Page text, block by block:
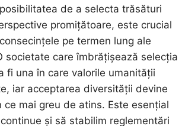
de a selecta trăsături
promițătoare, este crucial
pe termen lung ale
societate care îmbrățișează selecția
fi una în care valorile umanității
iar acceptarea diversității devine
ce mai greu de atins. Este esențial
și să stabilim reglementări